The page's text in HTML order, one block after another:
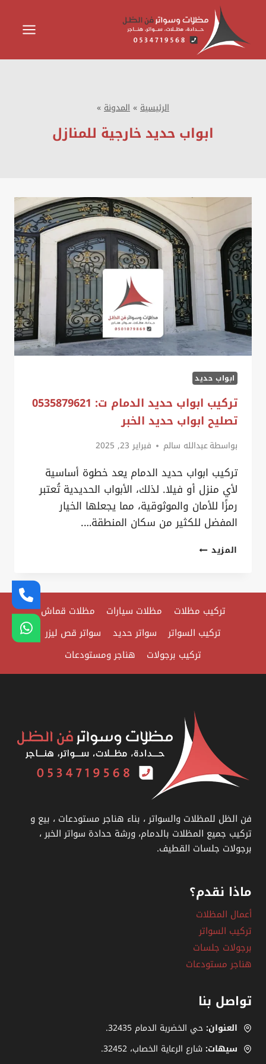
المحتوى
الرئيسية»المدونة»
ابواب حديد خارجية للمنازل
ابواب حديد
تركيب ابواب حديد الدمام ت: 0535879621
تصليح ابواب حديد الخبر
بواسطةعبدالله سالم فبراير 23, 2025
تركيب ابواب حديد الدمام يعد خطوة أساسية
لأي منزل أو فيلا. لذلك، الأبواب الحديدية تُعتبر
رمزًا للأمان والموثوقية، مما يجعلها الخيار
المفضل للكثير من سكان المنطقة….
المزيدتركيب
ت:
0535879621
تصليح
ابواب
تركيب مظلات مظلات سيارات
مظلات قماش
تركيب السواتر
سواتر حديد
سواتر قص ليزر
تركيب برجولات
هناجر ومستودعات
فن الظل للمظلات والسواتر ، بناء هناجر مستودعات ، بيع و
تركيب جميع المظلات بالدمام، ورشة حدادة سواتر الخبر ،
برجولات جلسات القطيف.
ماذا نقدم؟
أعمال المظلات
تركيب السواتر
برجولات جلسات
هناجر مستودعات
تواصل بنا
العنوان:حي الخضرية الدمام 32435.
سيهات: شارع الرعاية الخصاب، ‎.32452